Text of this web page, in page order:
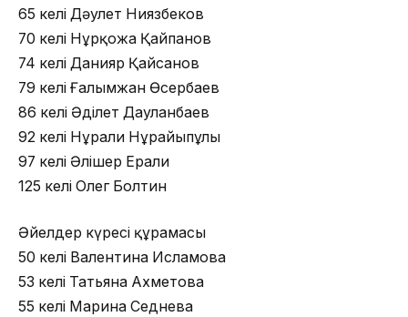
65 келі Дәулет Ниязбеков
70 келі Нұрқожа Қайпанов
74 келі Данияр Қайсанов
79 келі Ғалымжан Өсербаев
86 келі Әділет Дауланбаев
92 келі Нұрғали Нұрғайыпұлы
97 келі Әлішер Ерғали
125 келі Олег Болтин
Әйелдер күресі құрамасы
50 келі Валентина Исламова
53 келі Татьяна Ахметова
55 келі Марина Седнева